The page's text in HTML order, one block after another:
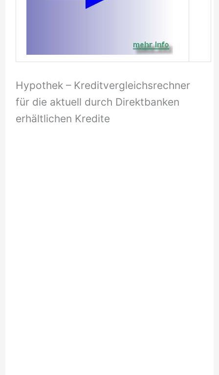
Hypothek – Kreditvergleichsrechner
für die aktuell durch Direktbanken
erhältlichen Kredite